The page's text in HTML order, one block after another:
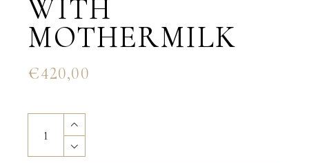
WITH
MOTHERMILK
€420,00
Rose and Gerbera flowers combined with mothermilk